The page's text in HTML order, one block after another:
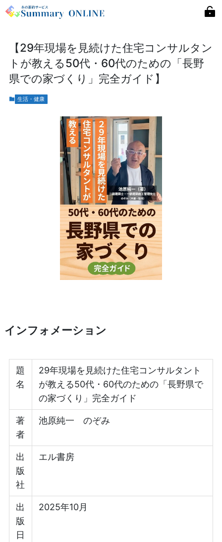
【29年現場を見続けた住宅コンサルタン
トが教える50代・60代のための「長野
県での家づくり」完全ガイド】
生活・健康
インフォメーション
題
名
29年現場を見続けた住宅コンサルタント
が教える50代・60代のための「長野県で
の家づくり」完全ガイド
著
者
池原純一 のぞみ
出
版
社
エル書房
出
版
日
2025年10月